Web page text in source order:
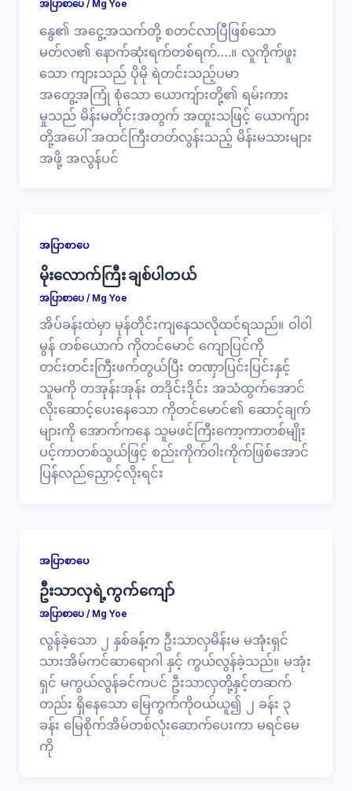
အပြာစာပေ/ Mg Yoe
နွေ၏ အငွေ့အသက်တို့ စတင်လာပြီဖြစ်သော
မတ်လ၏ နောက်ဆုံးရက်တစ်ရက်….။ လူကိုက်ဖူး
သော ကျားသည် ပိုမို ရဲတင်းသည့်ပမာ
အတွေ့အကြုံ စုံသော ယောကျ်ားတို့၏ ရမ်းကား
မှုသည် မိန်းမတိုင်းအတွက် အထူးသဖြင့် ယောက်ျား
တို့အပေါ် အထင်ကြီးတတ်လွန်းသည့် မိန်းမသားများ
အဖို့ အလွန်ပင်
အပြာစာပေ
မိုးလောက်ကြီး ချစ်ပါတယ်
အပြာစာပေ/ Mg Yoe
အိပ်ခန်းထဲမှာ မုန်တိုင်းကျနေသလိုထင်ရသည်။ ဝါဝါ
မွန် တစ်ယောက် ကိုတင်မောင် ကျောပြင်ကို
တင်းတင်းကြီးဖက်တွယ်ပြီး တဏှာပြင်းပြင်းနှင့်
သူမကို တအုန်းအုန်း တဒိုင်းဒိုင်း အသံထွက်အောင်
လိုးဆောင့်ပေးနေသော ကိုတင်မောင်၏ ဆောင့်ချက်
များကို အောက်ကနေ သူမဖင်ကြီးကော့ကာတစ်မျိုး
ပင့်ကာတစ်သွယ်ဖြင့် စည်းကိုက်ဝါးကိုက်ဖြစ်အောင်
ပြန်လည်ညှောင့်လိုးရင်း
အပြာစာပေ
ဦးသာလှရဲ့ကွက်ကျော်
အပြာစာပေ/ Mg Yoe
လွန်ခဲ့သော ၂ နှစ်ခန့်က ဦးသာလှမိန်းမ မအုံးရှင်
သားအိမ်ကင်ဆာရောဂါ နှင့် ကွယ်လွန်ခဲ့သည်။ မအုံး
ရှင် မကွယ်လွန်ခင်ကပင် ဦးသာလှတို့နှင့်တဆက်
တည်း ရှိနေသော မြေကွက်ကိုဝယ်ယူ၍ ၂ ခန်း ၃
ခန်း မြေစိုက်အိမ်တစ်လုံးဆောက်ပေးကာ မရင်မေ
ကို